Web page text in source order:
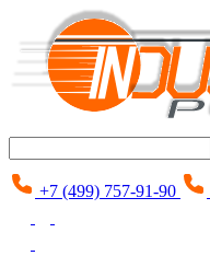
+7 (499) 757-91-90